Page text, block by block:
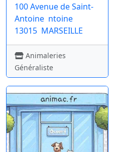
100 Avenue de Saint-
Antoine ntoine
13015 MARSEILLE
Animaleries
Généraliste